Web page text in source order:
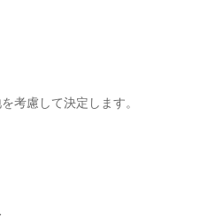
考慮して決定します。